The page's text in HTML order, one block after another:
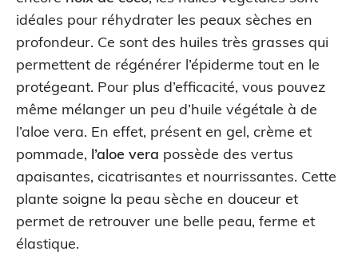
idéales pour réhydrater les peaux sèches en
profondeur. Ce sont des huiles très grasses qui
permettent de régénérer l’épiderme tout en le
protégeant. Pour plus d’efficacité, vous pouvez
même mélanger un peu d’huile végétale à de
l’aloe vera. En effet, présent en gel, crème et
pommade, l’aloe vera possède des vertus
apaisantes, cicatrisantes et nourrissantes. Cette
plante soigne la peau sèche en douceur et
permet de retrouver une belle peau, ferme et
élastique.